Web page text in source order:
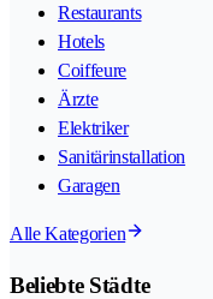
Restaurants
Hotels
Coiffeure
Ärzte
Elektriker
Sanitärinstallation
Garagen
Alle Kategorien
Beliebte Städte